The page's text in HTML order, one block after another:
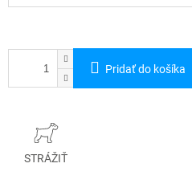
Pridať do košíka
STRÁŽIŤ